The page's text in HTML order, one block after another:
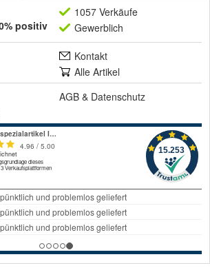
positiv
1057 Verkäufe
Gewerblich
Kontakt
Alle Artikel
AGB & Datenschutz